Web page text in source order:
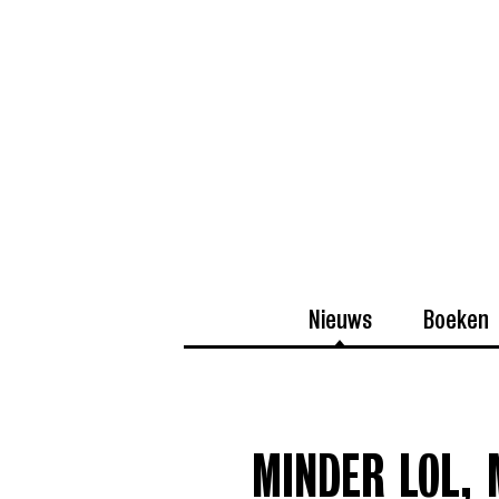
Nieuws Boeken
MINDER LOL,